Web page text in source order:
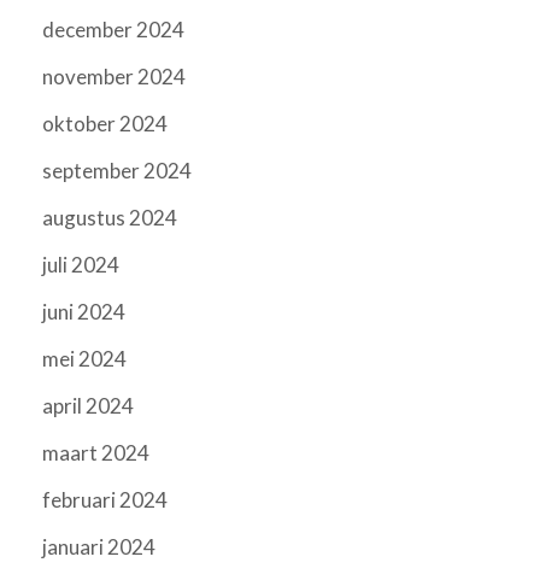
december 2024
november 2024
oktober 2024
september 2024
augustus 2024
juli 2024
juni 2024
mei 2024
april 2024
maart 2024
februari 2024
januari 2024